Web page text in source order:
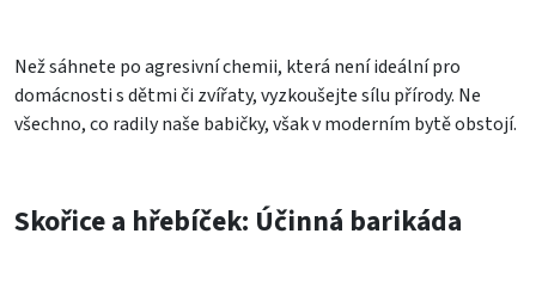
Než sáhnete po agresivní chemii, která není ideální pro
domácnosti s dětmi či zvířaty, vyzkoušejte sílu přírody. Ne
všechno, co radily naše babičky, však v moderním bytě obstojí.
Skořice a hřebíček: Účinná barikáda